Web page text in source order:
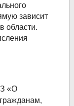
зависит
области.
«О